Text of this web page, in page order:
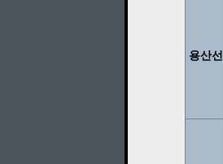
용산선